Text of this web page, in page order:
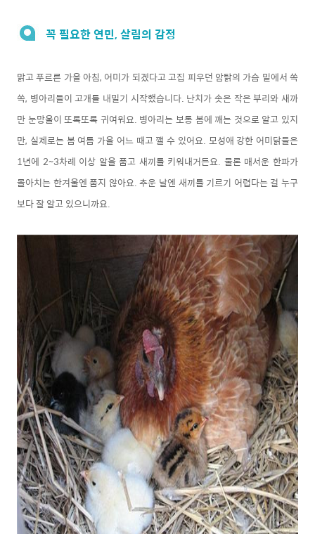
꼭 필요한 연민, 살림의 감정
맑고 푸르른 가을 아침, 어미가 되겠다고 고집 피우던 암탉의 가슴 밑에서 쏙
쏙, 병아리들이 고개를 내밀기 시작했습니다. 난치가 솟은 작은 부리와 새까
만 눈망울이 또록또록 귀여워요. 병아리는 보통 봄에 깨는 것으로 알고 있지
만, 실제로는 봄 여름 가을 어느 때고 깰 수 있어요. 모성애 강한 어미닭들은
1년에 2~3차례 이상 알을 품고 새끼를 키워내거든요. 물론 매서운 한파가
몰아치는 한겨울엔 품지 않아요. 추운 날엔 새끼를 기르기 어렵다는 걸 누구
보다 잘 알고 있으니까요.